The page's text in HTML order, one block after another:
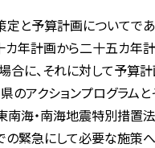
定と予算計画についてであ
年計画から二十五カ年
合に、それに対して予算
のアクションプログラム
南海・南海地震特別措置
の緊急にして必要な施策